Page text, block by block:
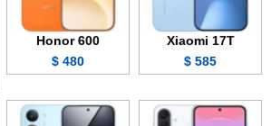
Xiaomi 17T
585 $
Honor 600
480 $